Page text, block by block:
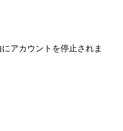
アカウントを停止されま